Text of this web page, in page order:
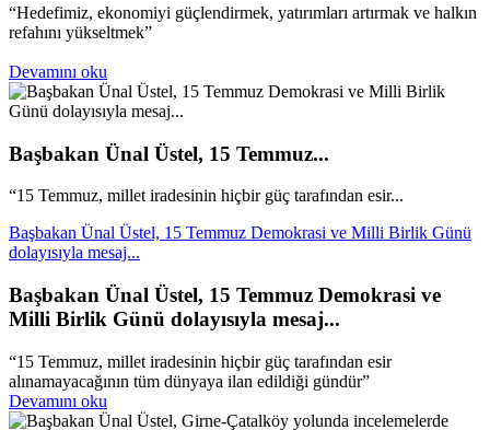
“Hedefimiz, ekonomiyi güçlendirmek, yatırımları artırmak ve halkın
refahını yükseltmek”
Devamını oku
Başbakan Ünal Üstel, 15 Temmuz...
“15 Temmuz, millet iradesinin hiçbir güç tarafından esir...
Başbakan Ünal Üstel, 15 Temmuz Demokrasi ve Milli Birlik Günü
dolayısıyla mesaj...
Başbakan Ünal Üstel, 15 Temmuz Demokrasi ve
Milli Birlik Günü dolayısıyla mesaj...
“15 Temmuz, millet iradesinin hiçbir güç tarafından esir
alınamayacağının tüm dünyaya ilan edildiği gündür”
Devamını oku